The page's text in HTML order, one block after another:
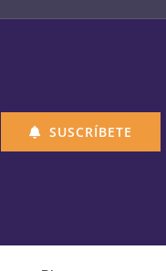
SUSCRÍBETE